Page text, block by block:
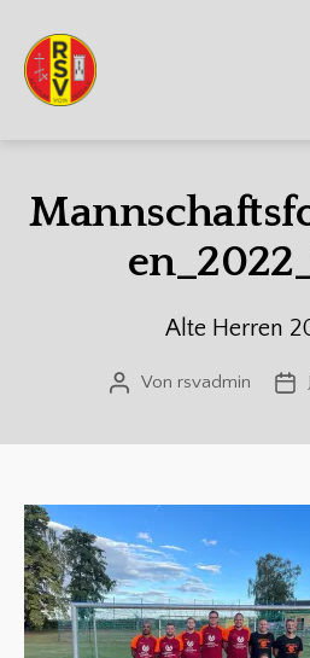
Alte Herren
Beitragsautor
Von rsvadmin